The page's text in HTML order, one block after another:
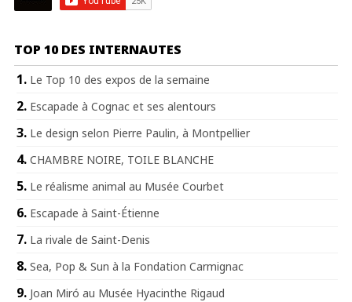
TOP 10 DES INTERNAUTES
Le Top 10 des expos de la semaine
Escapade à Cognac et ses alentours
Le design selon Pierre Paulin, à Montpellier
CHAMBRE NOIRE, TOILE BLANCHE
Le réalisme animal au Musée Courbet
Escapade à Saint-Étienne
La rivale de Saint-Denis
Sea, Pop & Sun à la Fondation Carmignac
Joan Miró au Musée Hyacinthe Rigaud